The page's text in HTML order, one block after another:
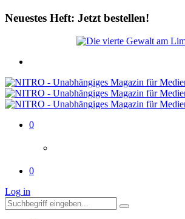
Neuestes Heft: Jetzt bestellen!
0
0
Log in